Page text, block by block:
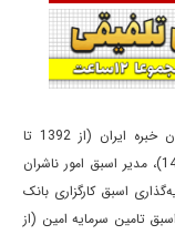
دبیرکل پیشین انجمن حسابداران خبره ایران (از 1392 تا
سردبیر پیشین مجله حسابدار (از 1397 تا 1400)، مدیر اسبق امور ناشران
1389)، مدیر سرمایه‌گذاری اسبق کارگزاری بانک
اسبق تامین سرمایه امین (از